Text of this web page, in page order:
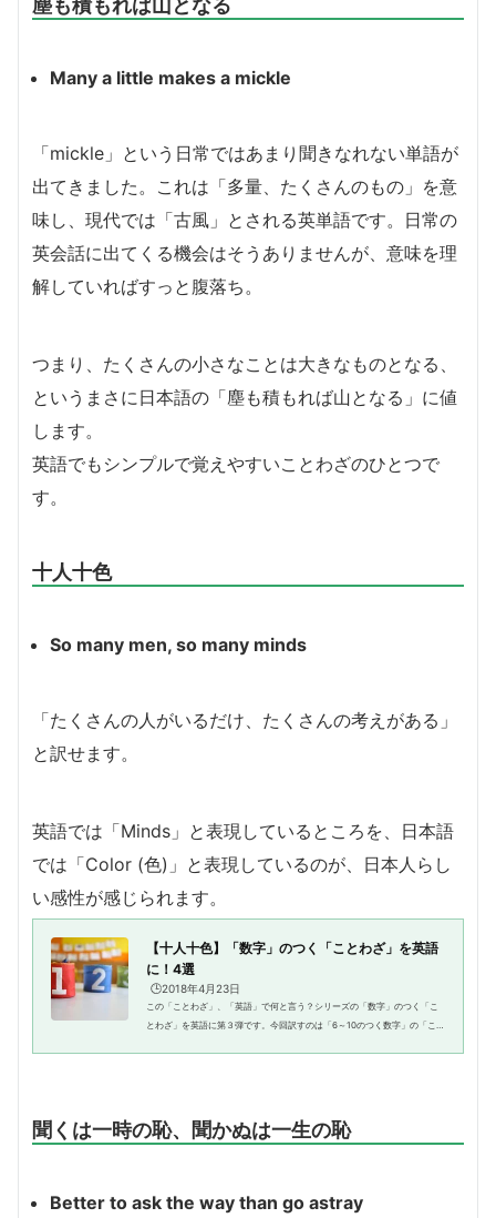
Many a little makes a mickle
「mickle」という日常ではあまり聞きなれない単語が
出てきました。これは「多量、たくさんのもの」を意
味し、現代では「古風」とされる英単語です。日常の
英会話に出てくる機会はそうありませんが、意味を理
解していればすっと腹落ち。
つまり、たくさんの小さなことは大きなものとなる、
というまさに日本語の「塵も積もれば山となる」に値
します。
英語でもシンプルで覚えやすいことわざのひとつで
す。
十人十色
So many men, so many minds
「たくさんの人がいるだけ、たくさんの考えがある」
と訳せます。
英語では「Minds」と表現しているところを、日本語
では「Color (色)」と表現しているのが、日本人らし
い感性が感じられます。
【十人十色】「数字」のつく「ことわざ」を英語
に！4選
🕒️2018年4月23日
この「ことわざ」、「英語」で何と言う？シリーズの「数字」のつく「こ
とわざ」を英語に第３弾です。今回訳すのは「6～10のつく数字」の「こと
聞くは一時の恥、聞かぬは一生の恥
Better to ask the way than go astray